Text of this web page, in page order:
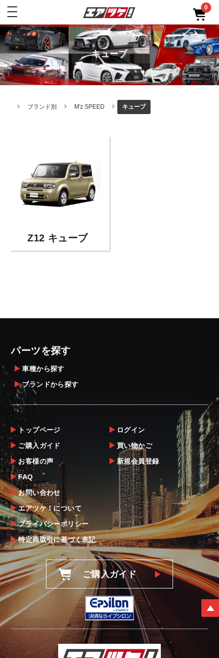
toggle
0
キューブ
ブランド別 M'z SPEED キューブ
Z12 キューブ
パーツを探す
車種から探す
ブランドから探す
トップページ
ご購入ガイド
お客様の声
FAQ
お問い合わせ
エアツケ！について
プライバシーポリシー
特定商取引に基づく表記
ログイン
買い物かご
新規会員登録
ご購入ガイド